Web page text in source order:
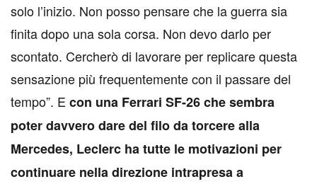
solo l’inizio. Non posso pensare che la guerra sia
finita dopo una sola corsa. Non devo darlo per
scontato. Cercherò di lavorare per replicare questa
sensazione più frequentemente con il passare del
tempo”. E con una Ferrari SF-26 che sembra
poter davvero dare del filo da torcere alla
Mercedes, Leclerc ha tutte le motivazioni per
continuare nella direzione intrapresa a